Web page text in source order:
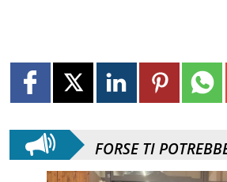
FORSE TI